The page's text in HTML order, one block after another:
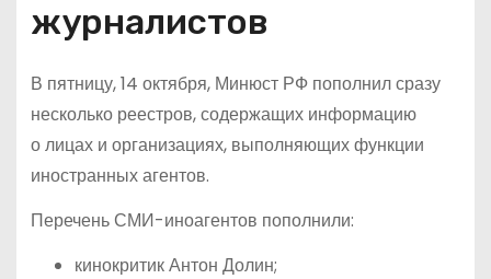
журналистов
В пятницу, 14 октября, Минюст РФ пополнил сразу
несколько реестров, содержащих информацию
о лицах и организациях, выполняющих функции
иностранных агентов.
Перечень СМИ-иноагентов пополнили:
кинокритик Антон Долин;